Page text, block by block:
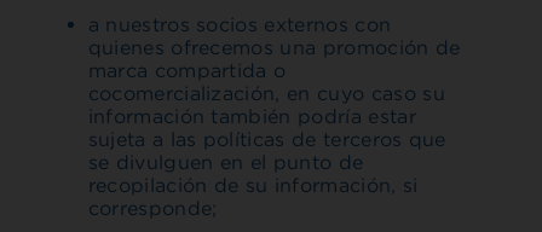
a nuestros socios externos con
quienes ofrecemos una promoción de
marca compartida o
cocomercialización, en cuyo caso su
información también podría estar
sujeta a las políticas de terceros que
se divulguen en el punto de
recopilación de su información, si
corresponde;